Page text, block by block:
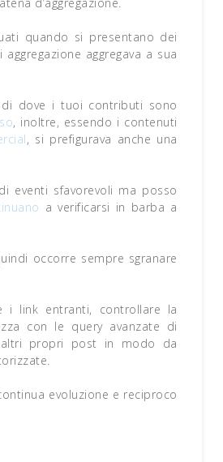
quando si presentano dei
aggregava a sua
di dove i tuoi contributi sono
, inoltre, essendo i contenuti
, si prefigurava anche una
eventi sfavorevoli ma posso
a verificarsi in barba a
occorre sempre sgranare
i link entranti, controllare la
con le query avanzate di
altri propri post in modo da
evoluzione e reciproco